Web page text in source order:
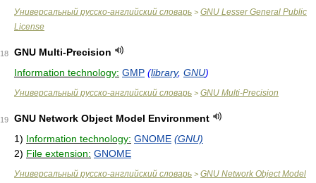
Универсальный русско-английский словарь > GNU Lesser General Public
License
18
GNU Multi-Precision
Information technology: GMP (library, GNU)
Универсальный русско-английский словарь > GNU Multi-Precision
19
GNU Network Object Model Environment
1) Information technology: GNOME (GNU)
2) File extension: GNOME
Универсальный русско-английский словарь > GNU Network Object Model